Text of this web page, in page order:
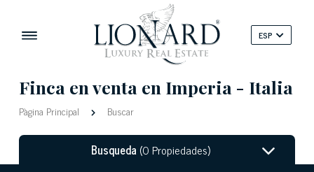
ESP
Finca en venta en Imperia - Italia
Pàgina Principal Buscar
Busqueda(0 Propiedades)